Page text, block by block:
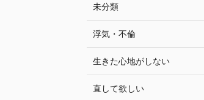
未分類
浮気・不倫
生きた心地がしない
直して欲しい